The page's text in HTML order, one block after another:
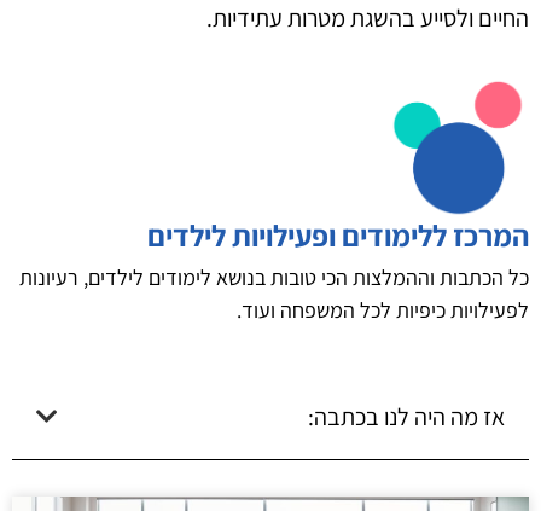
החיים ולסייע בהשגת מטרות עתידיות.
המרכז ללימודים ופעילויות לילדים
כל הכתבות וההמלצות הכי טובות בנושא לימודים לילדים, רעיונות
לפעילויות כיפיות לכל המשפחה ועוד.
אז מה היה לנו בכתבה: